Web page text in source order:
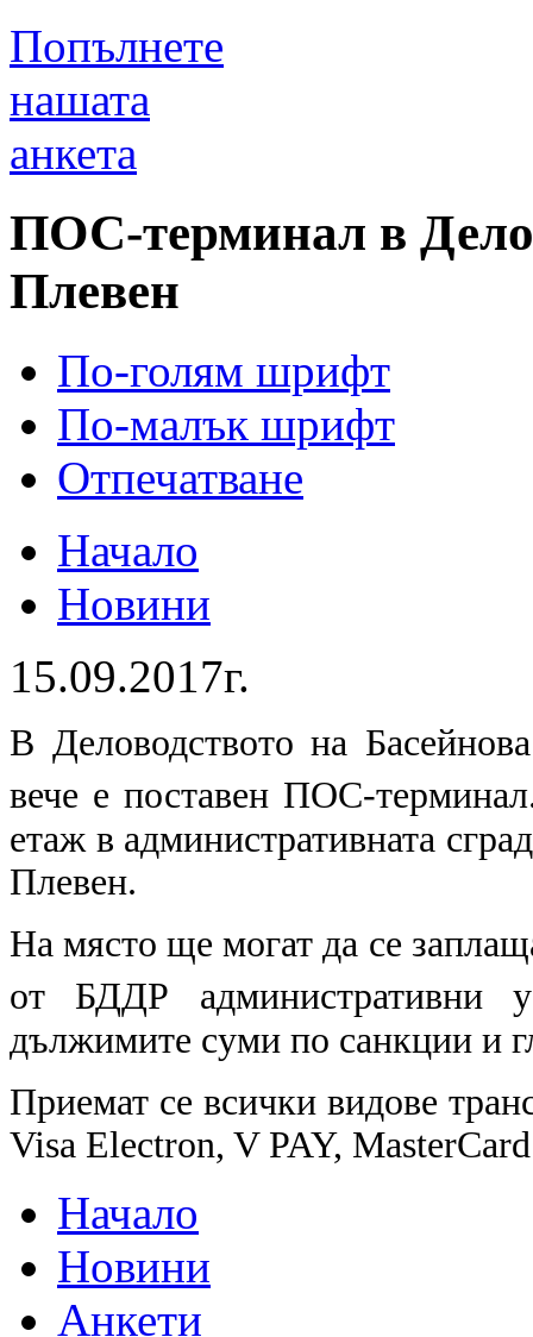
Попълнете
нашата
анкета
ПОС-терминал в
Плевен
По-голям шрифт
По-малък шрифт
Отпечатване
Начало
Новини
15.09.2017г.
В Деловодството на
вече е поставен ПОС-
етаж в административната
Плевен.
На място ще могат да се
от БДДР административни
дължимите суми по санкции и
Приемат се всички видове
Visa Electron, V PAY,
Начало
Новини
Анкети